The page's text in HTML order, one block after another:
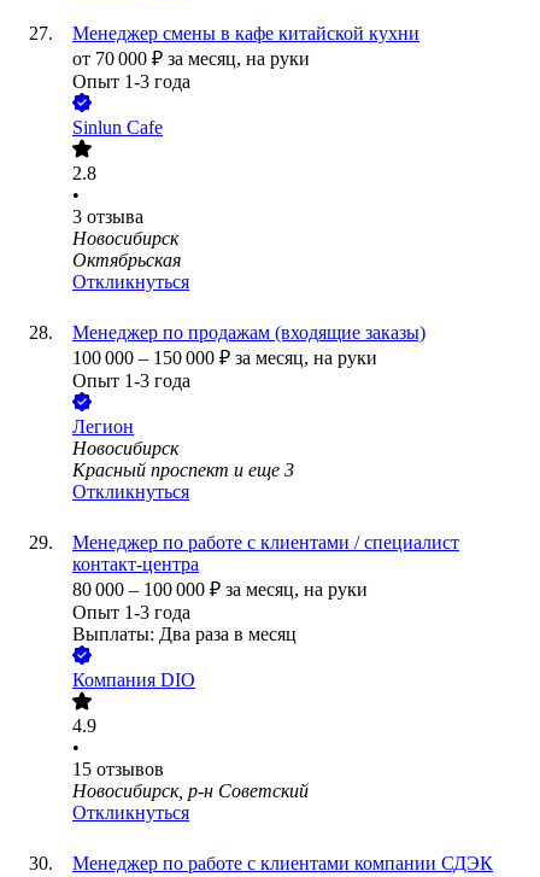
Менеджер смены в кафе китайской кухни
от 70 000 ₽ за месяц, на руки
Опыт 1-3 года
Sinlun Cafe
2.8
•
3 отзыва
Новосибирск
Октябрьская
Откликнуться
Менеджер по продажам (входящие заказы)
100 000 – 150 000 ₽ за месяц, на руки
Опыт 1-3 года
Легион
Новосибирск
Красный проспект и еще 3
Откликнуться
Менеджер по работе с клиентами / специалист
контакт-центра
80 000 – 100 000 ₽ за месяц, на руки
Опыт 1-3 года
Выплаты: Два раза в месяц
Компания DIO
4.9
•
15 отзывов
Новосибирск, р-н Советский
Откликнуться
Менеджер по работе с клиентами компании СДЭК